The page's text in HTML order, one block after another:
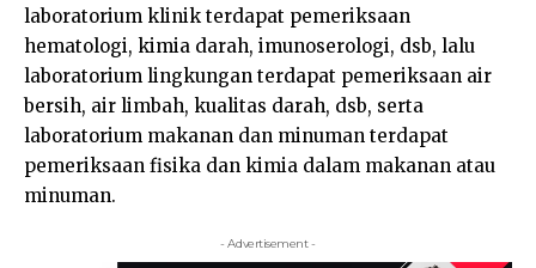
laboratorium klinik terdapat pemeriksaan
hematologi, kimia darah, imunoserologi, dsb, lalu
laboratorium lingkungan terdapat pemeriksaan air
bersih, air limbah, kualitas darah, dsb, serta
laboratorium makanan dan minuman terdapat
pemeriksaan fisika dan kimia dalam makanan atau
minuman.
- Advertisement -